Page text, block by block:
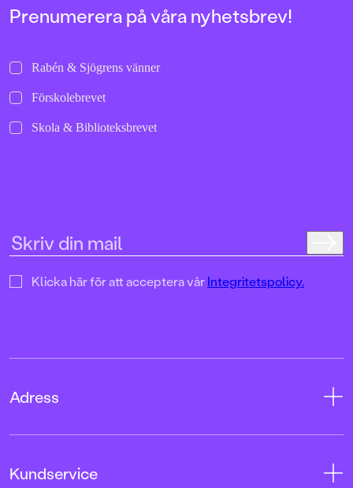
Prenumerera på våra nyhetsbrev!
Rabén & Sjögrens vänner
Förskolebrevet
Skola & Biblioteksbrevet
Klicka här för att acceptera vårIntegritetspolicy.
Adress
Kundservice